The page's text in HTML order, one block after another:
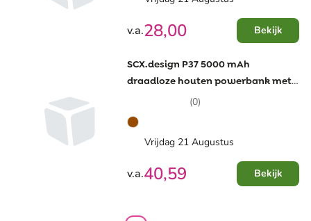
v.a.28,00 Bekijk
SCX.design P37 5000 mAh
draadloze houten powerbank met
oplichtend logo
(0)
Vrijdag 21 Augustus
v.a.40,59 Bekijk